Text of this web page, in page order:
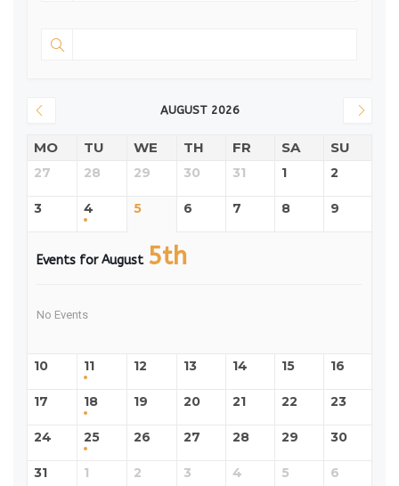
AUGUST 2026
MO TU WE TH FR SA SU
27 28 29 30 31 1 2
3 4 5 6 7 8 9
Events for August 5th
No Events
10 11 12 13 14 15 16
17 18 19 20 21 22 23
24 25 26 27 28 29 30
31 1 2 3 4 5 6